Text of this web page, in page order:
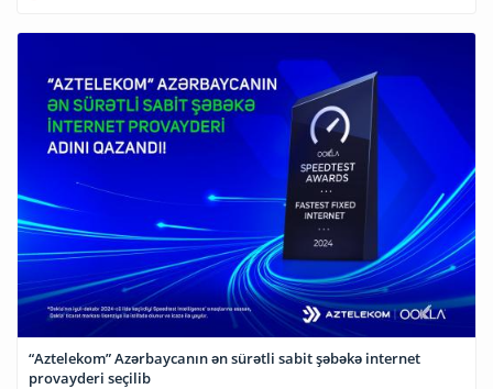
“Aztelekom” Azərbaycanın ən sürətli sabit şəbəkə internet
provayderi seçilib